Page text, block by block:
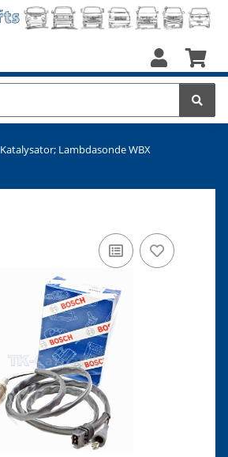
Katalysator; Lambdasonde WBX